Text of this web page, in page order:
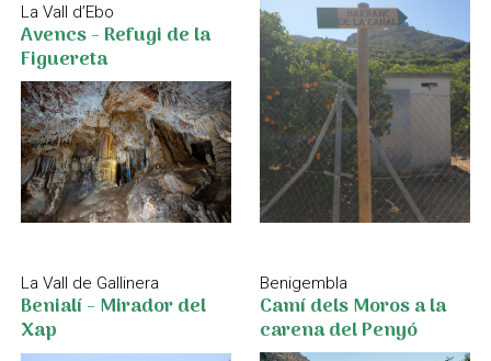
La Vall d’Ebo
Avencs - Refugi de la
Figuereta
La Vall de Gallinera
Benialí - Mirador del
Xap
Benigembla
Camí dels Moros a la
carena del Penyó